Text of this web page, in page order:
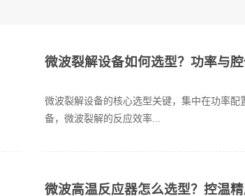
微波裂解设备如何选型？功率与
微波裂解设备的核心选型关键，集中在功率
备，微波裂解的反应效率...
微波高温反应器怎么选型？控温